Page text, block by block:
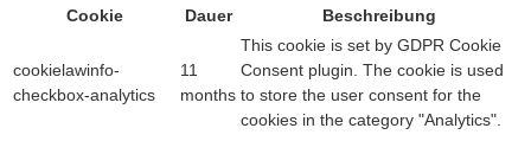
Cookie
Dauer Beschreibung
cookielawinfo-
checkbox-analytics
11
months
This cookie is set by GDPR Cookie
Consent plugin. The cookie is used
to store the user consent for the
cookies in the category "Analytics".